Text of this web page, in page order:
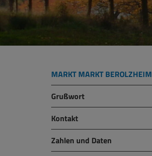
MARKT MARKT BEROLZHEIM
Grußwort
Kontakt
Zahlen und Daten